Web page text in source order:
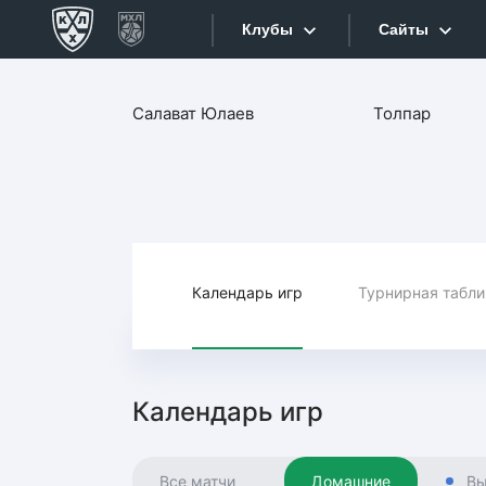
Клубы
Конференция «Запад»
Торпедо
Динамо Мн
Динамо М
Сайты
Сайты
Текстовые
Салават Юлаев Толпар
Календарь игр Турнирная
Календарь игр
Все матчи Домашние